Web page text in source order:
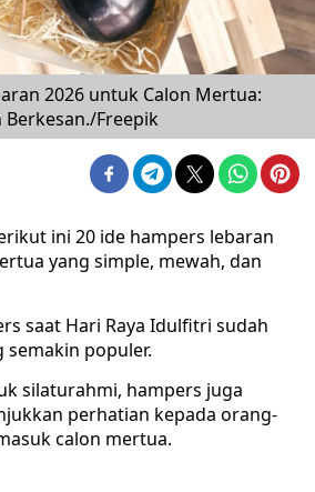
2026 untuk Calon Mertua:
Freepik
ini 20 ide hampers lebaran
yang simple, mewah, dan
saat Hari Raya Idulfitri sudah
semakin populer.
silaturahmi, hampers juga
perhatian kepada orang-
calon mertua.